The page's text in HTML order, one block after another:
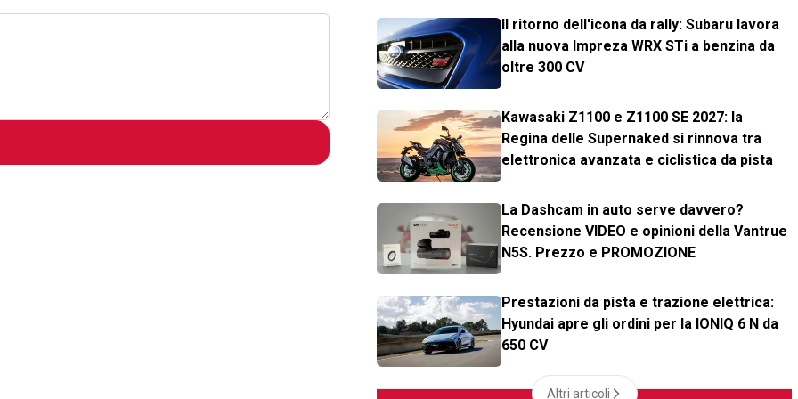
Il ritorno dell'icona da rally: Subaru lavora
alla nuova Impreza WRX STi a benzina da
oltre 300 CV
Kawasaki Z1100 e Z1100 SE 2027: la
Regina delle Supernaked si rinnova tra
elettronica avanzata e ciclistica da pista
La Dashcam in auto serve davvero?
Recensione VIDEO e opinioni della Vantrue
N5S. Prezzo e PROMOZIONE
Prestazioni da pista e trazione elettrica:
Hyundai apre gli ordini per la IONIQ 6 N da
650 CV
Altri articoli